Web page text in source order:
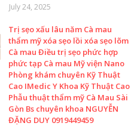
July 24, 2025
Trị sẹo xấu lâu năm Cà mau
thẩm mỹ xóa sẹo lồi xóa sẹo lõm
Cà mau Điều trị sẹo phức hợp
phức tạp Cà mau Mỹ viện Nano
Phòng khám chuyên Kỹ Thuật
Cao IMedic Y Khoa Kỹ Thuật Cao
Phẫu thuật thẩm mỹ Cà Mau Sài
Gòn Bs chuyên khoa NGUYỄN
ĐẶNG DUY 0919449459